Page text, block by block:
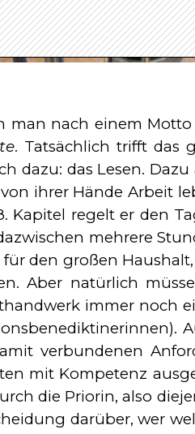
man nach einem
. Tatsächlich trifft das
dazu: das Lesen.
ihrer Hände Arbeit
Kapitel regelt er den
mehrere
für den großen
Aber natürlich
immer noch
verbundenen
mit Kompetenz
die Priorin, also
darüber, wer